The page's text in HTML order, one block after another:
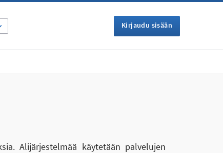
Kirjaudu sisään
Alijärjestelmää käytetään palvelujen